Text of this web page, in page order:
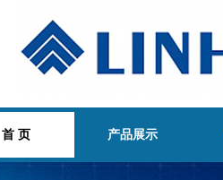
首 页 产品展示